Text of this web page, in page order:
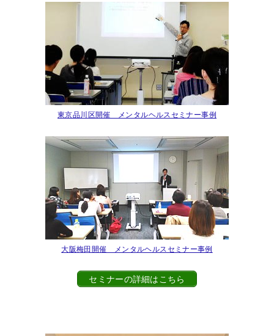
東京品川区開催 メンタルヘルスセミナー事例
大阪梅田開催 メンタルヘルスセミナー事例
セミナーの詳細はこちら